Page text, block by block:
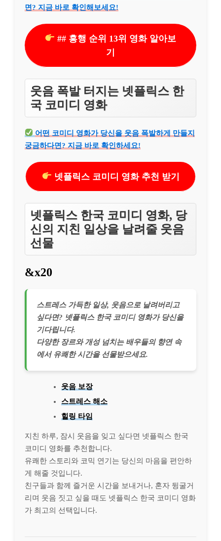
면? 지금 바로 확인해보세요!
## 흥행 순위 13위 영화 알아보
기
웃음 폭발 터지는 넷플릭스 한
국 코미디 영화
어떤 코미디 영화가 당신을 웃음 폭발하게 만들지
궁금하다면? 지금 바로 확인하세요!
넷플릭스 코미디 영화 추천 받기
넷플릭스 한국 코미디 영화, 당
신의 지친 일상을 날려줄 웃음
선물
&x20
스트레스 가득한 일상, 웃음으로 날려버리고
싶다면? 넷플릭스 한국 코미디 영화가 당신을
기다립니다.
다양한 장르와 개성 넘치는 배우들의 향연 속
에서 유쾌한 시간을 선물받으세요.
웃음 보장
스트레스 해소
힐링 타임
지친 하루, 잠시 웃음을 잊고 싶다면 넷플릭스 한국
코미디 영화를 추천합니다.
유쾌한 스토리와 코믹 연기는 당신의 마음을 편안하
게 해줄 것입니다.
친구들과 함께 즐거운 시간을 보내거나, 혼자 뒹굴거
리며 웃음 짓고 싶을 때도 넷플릭스 한국 코미디 영화
가 최고의 선택입니다.